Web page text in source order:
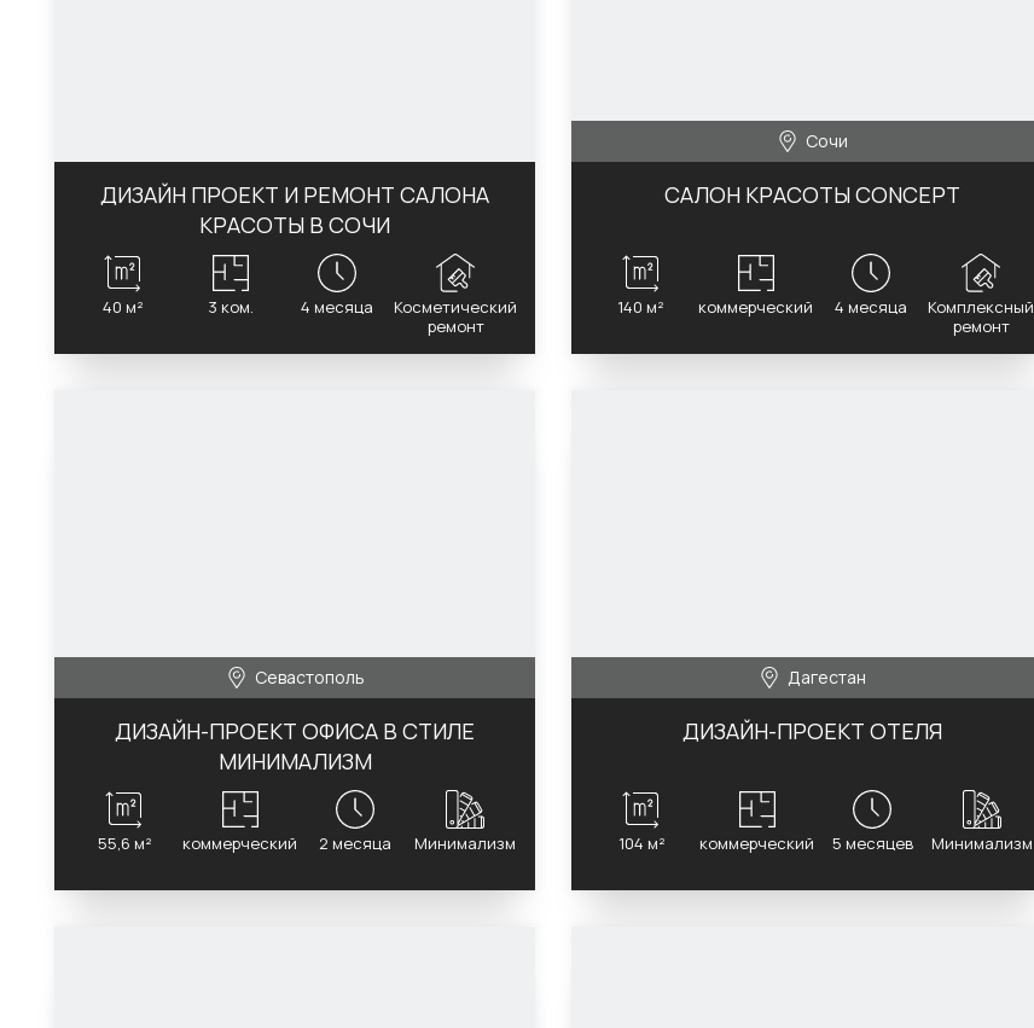
ДИЗАЙН ПРОЕКТ И РЕМОНТ САЛОНА
КРАСОТЫ В СОЧИ
40 м² 3 ком. 4 месяца
Косметический
ремонт
САЛОН КРАСОТЫ CONCEPT
Сочи
140 м² коммерческий 4 месяца
Комплексный
ремонт
ДИЗАЙН-ПРОЕКТ ОФИСА В СТИЛЕ
МИНИМАЛИЗМ
Севастополь
55,6 м² коммерческий 2 месяца Минимализм
ДИЗАЙН-ПРОЕКТ ОТЕЛЯ
Дагестан
104 м² коммерческий 5 месяцев Минимализм